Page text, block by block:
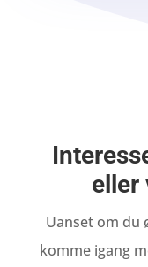
eller
Uanset om du
komme igang